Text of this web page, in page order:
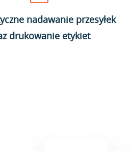
nadawanie przesyłek
drukowanie etykiet